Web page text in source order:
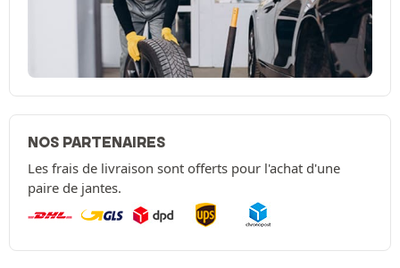
NOS PARTENAIRES
Les frais de livraison sont offerts pour l'achat d'une
paire de jantes.